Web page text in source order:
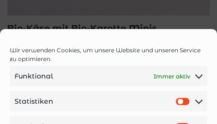
Wir verwenden Cookies, um unsere Website und unseren Service
zu optimieren.
Funktional Immer aktiv
Statistiken
Bio-Käse mit Bio-Karotte Minis
Unser Bio-Käse mit Bio-Karotte vereint mildes Aroma
ehrliche, getreidefreie Belohnung für echte